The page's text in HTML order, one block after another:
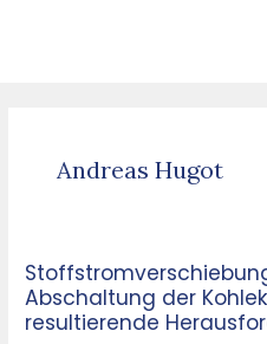
Andreas Hugot
Abschaltung der
resultierende
Stoffstromverschiebungen
durch
die